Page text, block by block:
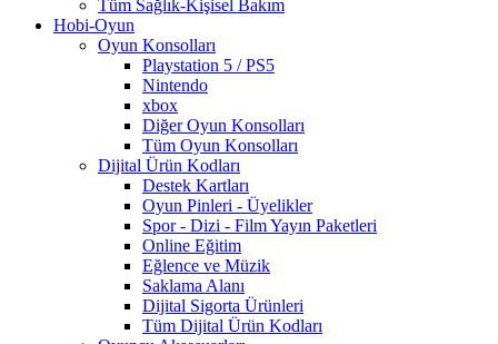
Tüm Sağlık-Kişisel Bakım
Hobi-Oyun
Oyun Konsolları
Playstation 5 / PS5
Nintendo
xbox
Diğer Oyun Konsolları
Tüm Oyun Konsolları
Dijital Ürün Kodları
Destek Kartları
Oyun Pinleri - Üyelikler
Spor - Dizi - Film Yayın Paketleri
Online Eğitim
Eğlence ve Müzik
Saklama Alanı
Dijital Sigorta Ürünleri
Tüm Dijital Ürün Kodları